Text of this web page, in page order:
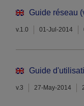
Guide réseau
v.1.0 01-Jul-2014
Guide
v.3 27-May-2014